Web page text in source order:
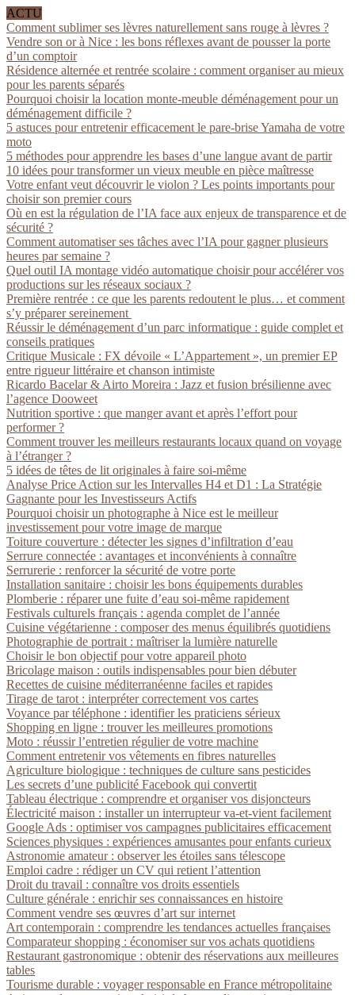
ACTU
Comment sublimer ses lèvres naturellement sans rouge à lèvres ?
Vendre son or à Nice : les bons réflexes avant de pousser la porte
d’un comptoir
Résidence alternée et rentrée scolaire : comment organiser au mieux
pour les parents séparés
Pourquoi choisir la location monte-meuble déménagement pour un
déménagement difficile ?
5 astuces pour entretenir efficacement le pare-brise Yamaha de votre
moto
5 méthodes pour apprendre les bases d’une langue avant de partir
10 idées pour transformer un vieux meuble en pièce maîtresse
Votre enfant veut découvrir le violon ? Les points importants pour
choisir son premier cours
Où en est la régulation de l’IA face aux enjeux de transparence et de
sécurité ?
Comment automatiser ses tâches avec l’IA pour gagner plusieurs
heures par semaine ?
Quel outil IA montage vidéo automatique choisir pour accélérer vos
productions sur les réseaux sociaux ?
Première rentrée : ce que les parents redoutent le plus… et comment
s’y préparer sereinement
Réussir le déménagement d’un parc informatique : guide complet et
conseils pratiques
Critique Musicale : FX dévoile « L’Appartement », un premier EP
entre rigueur littéraire et chanson intimiste
Ricardo Bacelar & Airto Moreira : Jazz et fusion brésilienne avec
l’agence Dooweet
Nutrition sportive : que manger avant et après l’effort pour
performer ?
Comment trouver les meilleurs restaurants locaux quand on voyage
à l’étranger ?
5 idées de têtes de lit originales à faire soi-même
Analyse Price Action sur les Intervalles H4 et D1 : La Stratégie
Gagnante pour les Investisseurs Actifs
Pourquoi choisir un photographe à Nice est le meilleur
investissement pour votre image de marque
Toiture couverture : détecter les signes d’infiltration d’eau
Serrure connectée : avantages et inconvénients à connaître
Serrurerie : renforcer la sécurité de votre porte
Installation sanitaire : choisir les bons équipements durables
Plomberie : réparer une fuite d’eau soi-même rapidement
Festivals culturels français : agenda complet de l’année
Cuisine végétarienne : composer des menus équilibrés quotidiens
Photographie de portrait : maîtriser la lumière naturelle
Choisir le bon objectif pour votre appareil photo
Bricolage maison : outils indispensables pour bien débuter
Recettes de cuisine méditerranéenne faciles et rapides
Tirage de tarot : interpréter correctement vos cartes
Voyance par téléphone : identifier les praticiens sérieux
Shopping en ligne : trouver les meilleures promotions
Moto : réussir l’entretien régulier de votre machine
Comment entretenir vos vêtements en fibres naturelles
Agriculture biologique : techniques de culture sans pesticides
Les secrets d’une publicité Facebook qui convertit
Tableau électrique : comprendre et organiser vos disjoncteurs
Électricité maison : installer un interrupteur va-et-vient facilement
Google Ads : optimiser vos campagnes publicitaires efficacement
Sciences physiques : expériences amusantes pour enfants curieux
Astronomie amateur : observer les étoiles sans télescope
Emploi cadre : rédiger un CV qui retient l’attention
Droit du travail : connaître vos droits essentiels
Culture générale : enrichir ses connaissances en histoire
Comment vendre ses œuvres d’art sur internet
Art contemporain : comprendre les tendances actuelles françaises
Comparateur shopping : économiser sur vos achats quotidiens
Restaurant gastronomique : obtenir des réservations aux meilleures
tables
Tourisme durable : voyager responsable en France métropolitaine